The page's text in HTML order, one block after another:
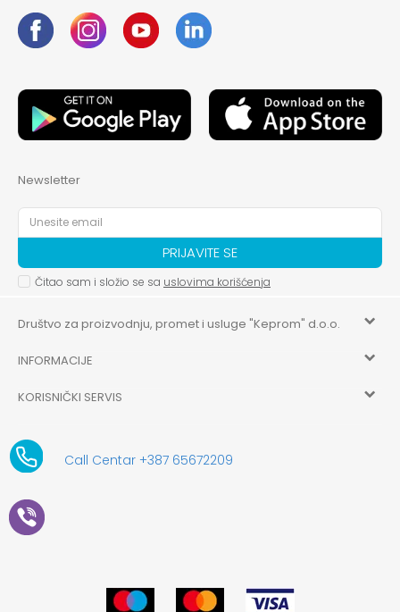
Newsletter
PRIJAVITE SE
Čitao sam i složio se sa uslovima korišćenja
Društvo za proizvodnju, promet i usluge "Keprom" d.o.o.
HILANDARSKA 32, ISTOČNO NOVO SARAJEVO, ISTOČNO
aksaonlinebih@aksabih.ba
5514802214205743
61-01-0052-11
11079253
INFORMACIJE
Zaposlenje
Saradnja
KORISNIČKI SERVIS
Uslovi korišćenja i prodaje
Kako kupiti
Call Centar +387 65672209